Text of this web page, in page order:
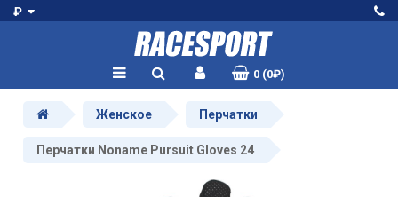
₽
0 (0₽)
Женское Перчатки
Перчатки Noname Pursuit Gloves 24